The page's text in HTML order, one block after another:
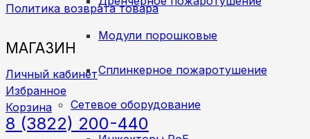
Модули порошковые
Сплинкерное пожаротушение
Сетевое оборудование
Политика возврата товара
МАГАЗИН
Личный кабинет
Избранное
Корзина
8 (3822) 200-440